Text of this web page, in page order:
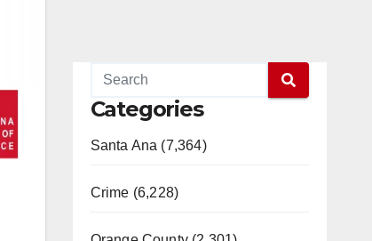
Categories
Santa Ana (7,364)
Crime (6,228)